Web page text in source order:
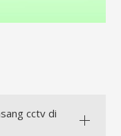
cctv di